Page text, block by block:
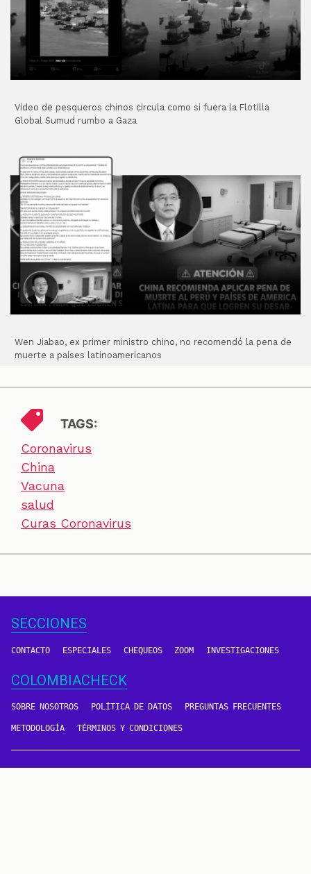
Video de pesqueros chinos circula como si fuera la Flotilla
Global Sumud rumbo a Gaza
Wen Jiabao, ex primer ministro chino, no recomendó la pena de
muerte a países latinoamericanos
TAGS:
Coronavirus
China
Vacuna
salud
Curas Coronavirus
SECCIONES
CONTACTO ESPECIALES CHEQUEOS ZOOM INVESTIGACIONES
COLOMBIACHECK
SOBRE NOSOTROS POLÍTICA DE DATOS PREGUNTAS FRECUENTES
METODOLOGÍA TÉRMINOS Y CONDICIONES